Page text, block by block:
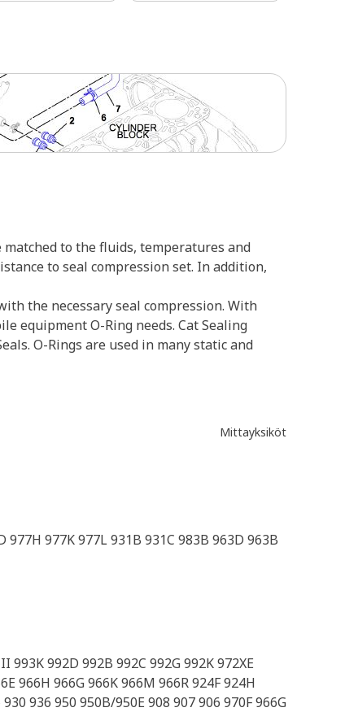
to the fluids, temperatures and
to seal compression set. In addition,
the necessary seal compression. With
equipment O-Ring needs. Cat Sealing
O-Rings are used in many static and
Mittayksiköt
977H 977K 977L 931B 931C 983B 963D 963B
993K 992D 992B 992C 992G 992K 972XE
966H 966G 966K 966M 966R 924F 924H
936 950 950B/950E 908 907 906 970F 966G